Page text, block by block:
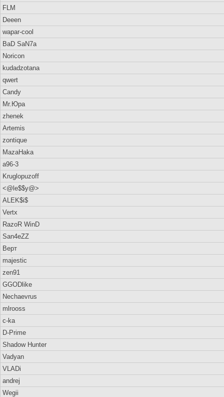
FLM
Deeen
wapar-cool
BaD SaN7a
Noricon
kudadzotana
qwert
Candy
Mr.Юра
zhenek
Artemis
zontique
MazaHaka
a96-3
Kruglopuzoff
<@le$$y@>
ALEK$i$
Vertx
RazoR WinD
San4eZZ
Верт
majestic
zen91
GGODlike
Nechaevrus
mlrooss
c-ka
D-Prime
Shadow Hunter
Vadyan
VLADi
andrej
Wegii